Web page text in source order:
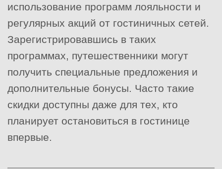
использование программ лояльности и
регулярных акций от гостиничных сетей.
Зарегистрировавшись в таких
программах, путешественники могут
получить специальные предложения и
дополнительные бонусы. Часто такие
скидки доступны даже для тех, кто
планирует остановиться в гостинице
впервые.